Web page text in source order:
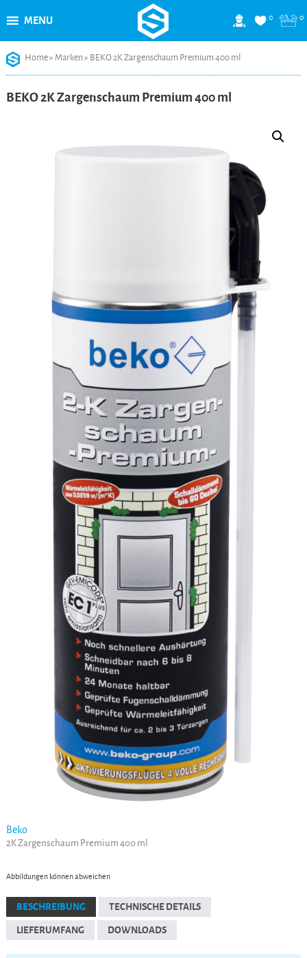
content
0 0
MENU
Home» Marken» BEKO 2K Zargenschaum Premium 400 ml
BEKO 2K Zargenschaum Premium 400 ml
Beko
2K Zargenschaum Premium 400 ml
Abbildungen können abweichen
BESCHREIBUNG TECHNISCHE DETAILS
LIEFERUMFANG DOWNLOADS